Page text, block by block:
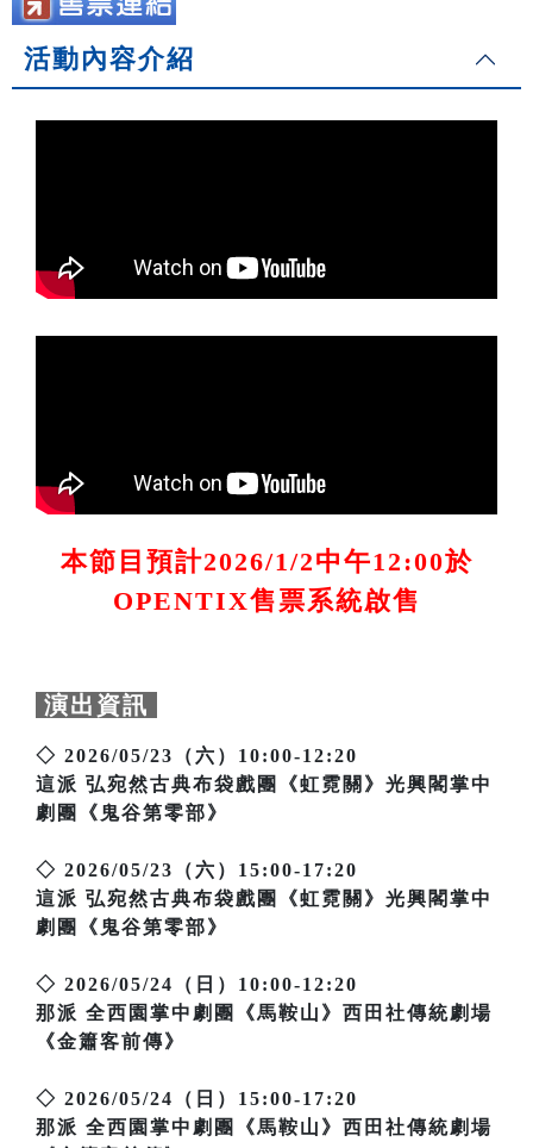
活動內容介紹
本節目預計2026/1/2中午12:00於
OPENTIX售票系統啟售
演出資訊
◇ 2026/05/23（六）10:00-12:20
這派 弘宛然古典布袋戲團《虹霓關》光興閣掌中
劇團《鬼谷第零部》
◇ 2026/05/23（六）15:00-17:20
這派 弘宛然古典布袋戲團《虹霓關》光興閣掌中
劇團《鬼谷第零部》
◇ 2026/05/24（日）10:00-12:20
那派 全西園掌中劇團《馬鞍山》西田社傳統劇場
《金簫客前傳》
◇ 2026/05/24（日）15:00-17:20
那派 全西園掌中劇團《馬鞍山》西田社傳統劇場